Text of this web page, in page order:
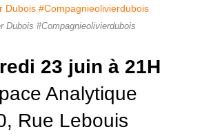
Dubois #Compagnieolivierdubois
23 juin à 21H
Analytique
Rue Lebouis